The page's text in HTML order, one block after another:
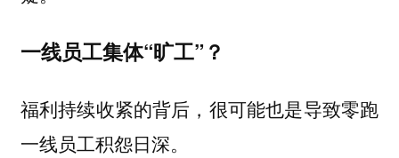
一线员工集体“旷工”？
福利持续收紧的背后，很可能也是导致零跑
一线员工积怨日深。